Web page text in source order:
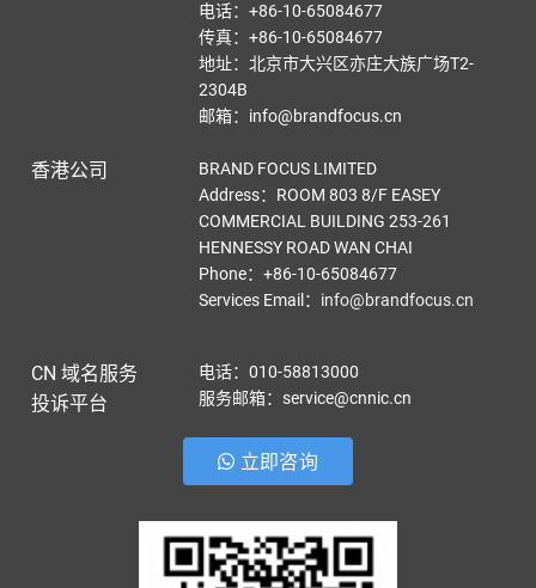
电话：+86-10-65084677
传真：+86-10-65084677
地址：北京市大兴区亦庄大族广场T2-
2304B
邮箱：info@brandfocus.cn
香港公司
BRAND FOCUS LIMITED
Address：ROOM 803 8/F EASEY
COMMERCIAL BUILDING 253-261
HENNESSY ROAD WAN CHAI
Phone：+86-10-65084677
Services Email ： info@brandfocus.cn
CN 域名服务
投诉平台
电话：010-58813000
服务邮箱：service@cnnic.cn
立即咨询